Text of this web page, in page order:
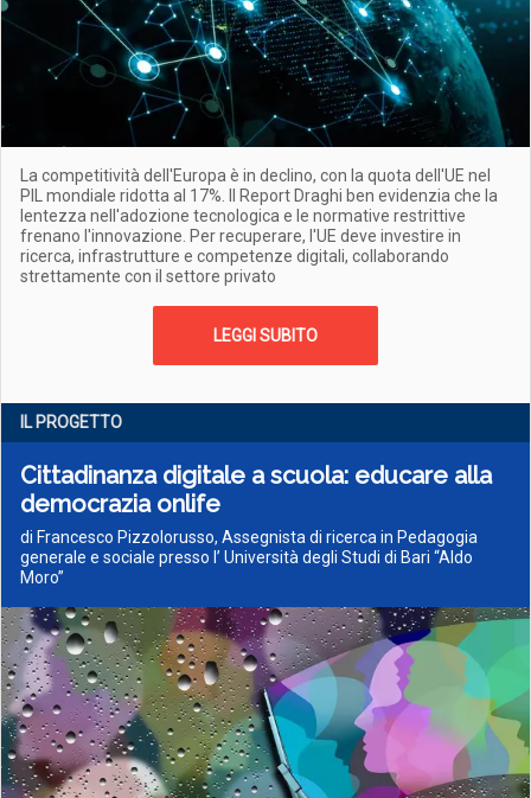
La competitività dell'Europa è in declino, con la quota dell'UE nel
PIL mondiale ridotta al 17%. Il Report Draghi ben evidenzia che la
lentezza nell'adozione tecnologica e le normative restrittive
frenano l'innovazione. Per recuperare, l'UE deve investire in
ricerca, infrastrutture e competenze digitali, collaborando
strettamente con il settore privato
LEGGI SUBITO
IL PROGETTO
Cittadinanza digitale a scuola: educare alla
democrazia onlife
di Francesco Pizzolorusso, Assegnista di ricerca in Pedagogia
generale e sociale presso l’ Università degli Studi di Bari “Aldo
Moro”